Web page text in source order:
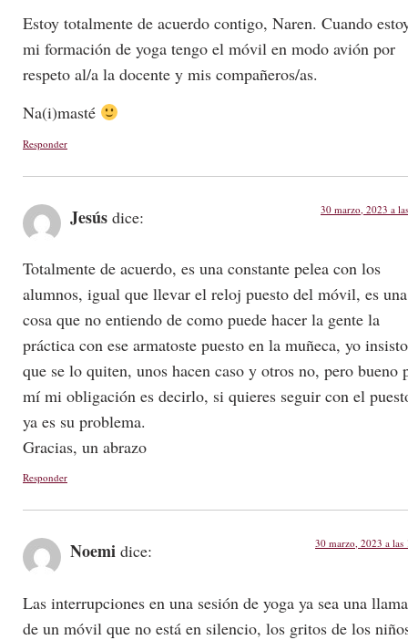
Estoy totalmente de acuerdo contigo, Naren. Cuando
mi formación de yoga tengo el móvil en modo avión por
respeto al/a la docente y mis compañeros/as.
Na(i)masté
Responder
Jesús dice: 30 marzo, 2023 a
Totalmente de acuerdo, es una constante pelea con los
alumnos, igual que llevar el reloj puesto del móvil, es una
cosa que no entiendo de como puede hacer la gente la
práctica con ese armatoste puesto en la muñeca, yo
que se lo quiten, unos hacen caso y otros no, pero bueno
mí mi obligación es decirlo, si quieres seguir con el
ya es su problema.
Gracias, un abrazo
Responder
Noemi dice: 30 marzo, 2023 a las
Las interrupciones en una sesión de yoga ya sea una
de un móvil que no está en silencio, los gritos de los